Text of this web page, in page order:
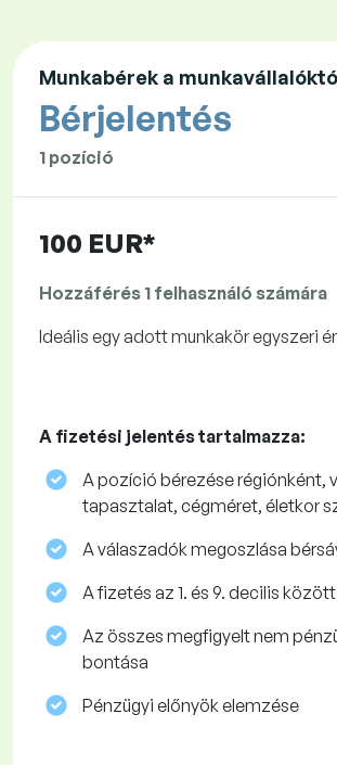
Munkabérek a
Bérjelentés
1 pozíció
100 EUR*
Hozzáférés 1 felhasználó számára
Ideális egy adott munkakör egyszeri
A fizetési jelentés tartalmazza:
A pozíció bérezése régiónként,
tapasztalat, cégméret, életkor
A válaszadók megoszlása
A fizetés az 1. és 9. decilis
Az összes megfigyelt nem
bontása
Pénzügyi előnyök elemzése